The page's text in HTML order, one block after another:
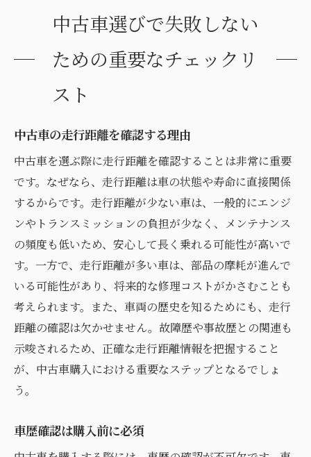
中古車選びで失敗しない
ための重要なチェックリ
スト
中古車の走行距離を確認する理由
中古車を選ぶ際に走行距離を確認することは非常に重要
です。なぜなら、走行距離は車の状態や寿命に直接関係
するからです。走行距離が少ない車は、一般的にエンジ
ンやトランスミッションの負担が少なく、メンテナンス
の頻度も低いため、安心して長く乗れる可能性が高いで
す。一方で、走行距離が多い車は、部品の摩耗が進んで
いる可能性があり、将来的な修理コストがかさむことも
考えられます。また、車両の歴史を知るためにも、走行
距離の確認は欠かせません。故障歴や事故歴との関連も
示唆されるため、正確な走行距離情報を把握すること
が、中古車購入における重要なステップとなるでしょ
う。
車歴確認は購入前に必須